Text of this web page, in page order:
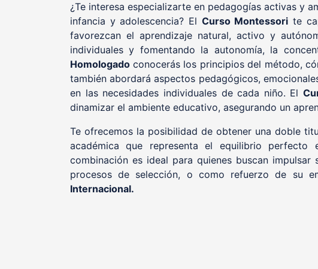
¿Te interesa especializarte en pedagogías activas y
infancia y adolescencia? El Curso Montessori te
favorezcan el aprendizaje natural, activo y
individuales y fomentando la autonomía, la
Homologado conocerás los principios del método,
también abordará aspectos pedagógicos,
en las necesidades individuales de cada niño. El
dinamizar el ambiente educativo, asegurando un
Te ofrecemos la posibilidad de obtener una doble
académica que representa el equilibrio perfecto
combinación es ideal para quienes buscan
procesos de selección, o como refuerzo de su
Internacional.